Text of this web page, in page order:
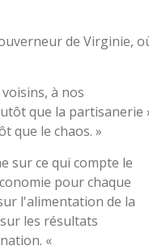
de Virginie,
à nos
que la partisanerie
que le chaos. »
sur ce qui compte le
pour chaque
l'alimentation de la
les résultats
«